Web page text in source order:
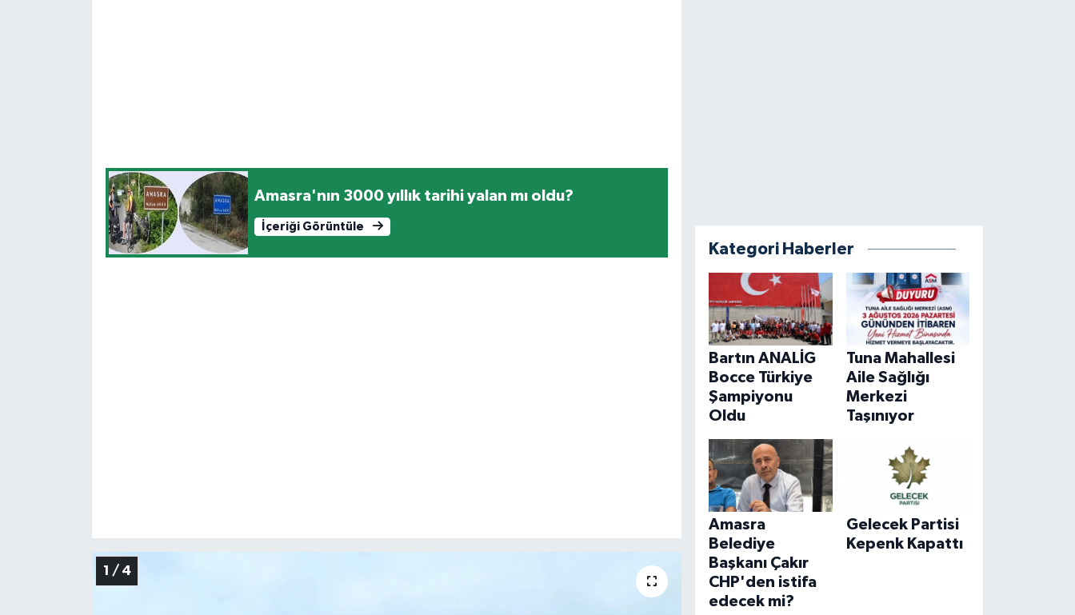
Amasra'nın 3000 yıllık tarihi yalan mı oldu?
İçeriği Görüntüle
1 / 4
Kategori Haberler
Bartın ANALİG
Bocce Türkiye
Şampiyonu
Oldu
Tuna Mahallesi
Aile Sağlığı
Merkezi
Taşınıyor
Amasra
Belediye
Başkanı Çakır
CHP'den istifa
edecek mi?
Gelecek Partisi
Kepenk Kapattı